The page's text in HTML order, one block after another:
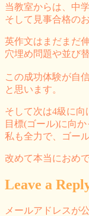
当教室からは、中
そして見事合格の
英作文はまだまだ
穴埋め問題や並び
この成功体験が自
と思います。
そして次は4級に向
目標(ゴール)に向
私も全力で、ゴー
改めて本当におめ
Leave a
メールアドレスが